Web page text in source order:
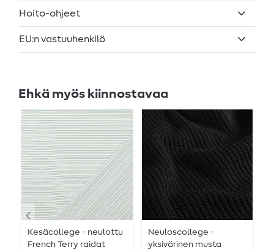
Hoito-ohjeet
EU:n vastuuhenkilö
Ehkä myös kiinnostavaa
Kesäcollege - neulottu
French Terry raidat
Neuloscollege -
yksivärinen musta